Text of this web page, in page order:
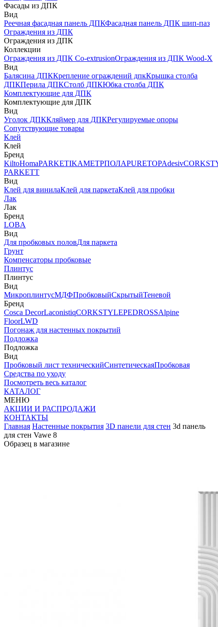
Фасады из ДПК
Вид
Реечная фасадная панель ДПКФасадная панель ДПК шип-паз
Ограждения из ДПК
Ограждения из ДПК
Коллекции
Ограждения из ДПК Co-extrusionОграждения из ДПК Wood-X
Вид
Балясина ДПККрепление ограждений дпкКрышка столба
ДПКПерила ДПКСтолб ДПКЮбка столба ДПК
Комплектующие для ДПК
Комплектующие для ДПК
Вид
Уголок ДПККляймер для ДПКРегулируемые опоры
Сопутствующие товары
Клей
Клей
Бренд
KiltoHomaPARKETIKAМЕТРПОЛАPURETOPAdesiv
PARKETT
Вид
Клей для винилаКлей для паркетаКлей для пробки
Лак
Лак
Бренд
LOBA
Вид
Для пробковых половДля паркета
Грунт
Компенсаторы пробковые
Плинтус
Плинтус
Вид
МикроплинтусМДФПробковыйСкрытыйТеневой
Бренд
Cosca DecorLaconistiqCORKSTYLEPEDROSSAlpine
FloorLWD
Погонаж для настенных покрытий
Подложка
Подложка
Вид
Пробковый лист техническийСинтетическаяПробковая
Средства по уходу
Посмотреть весь каталог
КАТАЛОГ
МЕНЮ
АКЦИИ И РАСПРОДАЖИ
КОНТАКТЫ
Главная Настенные покрытия 3D панели для стен 3d панель
для стен Vawe 8
Образец в магазине